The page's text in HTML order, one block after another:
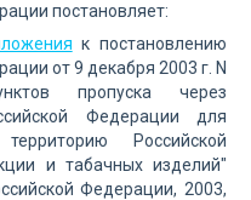
постановляет:
к постановлению
от 9 декабря 2003 г. N
пропуска через
Федерации для
Российской
и табачных изделий"
Федерации, 2003,